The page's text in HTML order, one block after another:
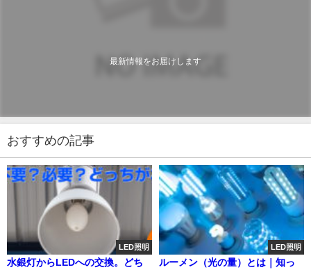
最新情報をお届けします
おすすめの記事
LED照明
水銀灯からLEDへの交換。どち
LED照明
ルーメン（光の量）とは｜知っ